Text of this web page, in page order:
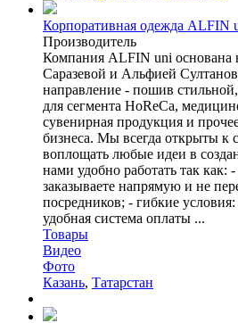
Корпоративная одежда ALFIN
Производитель
Компания ALFIN uni основана
Саразевой и Альфией
направление - пошив
для сегмента HoReCa,
сувенирная продукция и
бизнеса. Мы всегда открыты к
воплощать любые идеи в
нами удобно работать так
заказываете напрямую и не
посредников; - гибкие
удобная система оплаты ...
Товары
Видео
Фото
Казань, Татарстан